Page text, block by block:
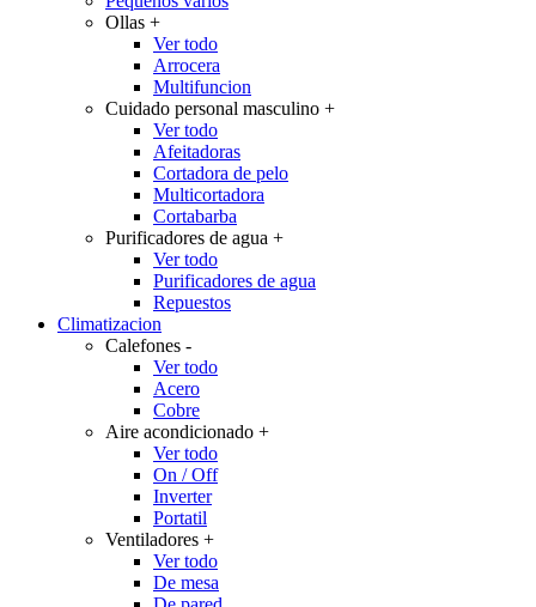
Ollas +
Ver todo
Arrocera
Multifuncion
Cuidado personal masculino +
Ver todo
Afeitadoras
Cortadora de pelo
Multicortadora
Cortabarba
Purificadores de agua +
Ver todo
Purificadores de agua
Repuestos
Climatizacion
Calefones -
Ver todo
Acero
Cobre
Aire acondicionado +
Ver todo
On / Off
Inverter
Portatil
Ventiladores +
Ver todo
De mesa